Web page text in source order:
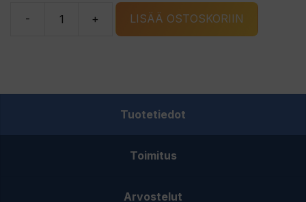
-
Abu
määrä
+ LISÄÄ OSTOSKORIIN
Tuotetiedot
Toimitus
Arvostelut